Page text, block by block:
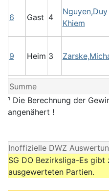
6 Gast 4
Nguyen,Duy
Khiem
9 Heim 3
Summe
¹ Die Berechnung der
angenähert !
Inoffizielle DWZ
SG DO Bezirksliga-Es gibt
ausgewerteten Partien.